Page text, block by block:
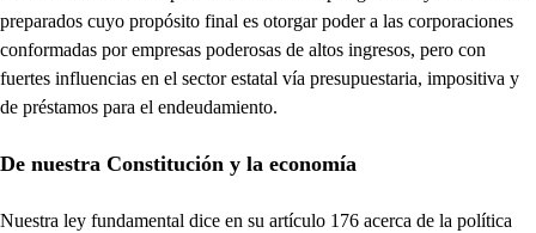
preparados cuyo propósito final es otorgar poder a las corporaciones
conformadas por empresas poderosas de altos ingresos, pero con
fuertes influencias en el sector estatal vía presupuestaria, impositiva y
de préstamos para el endeudamiento.
De nuestra Constitución y la economía
Nuestra ley fundamental dice en su artículo 176 acerca de la política